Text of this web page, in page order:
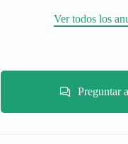
Ver todos los
Preguntar